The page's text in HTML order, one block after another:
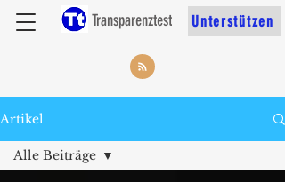
Unterstützen
Transparenztest
Artikel
Alle Beiträge